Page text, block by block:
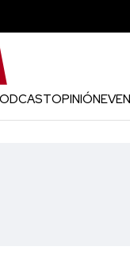
OPINIÓN